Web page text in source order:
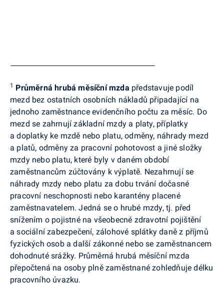
1 Průměrná hrubá měsíční mzda představuje podíl
mezd bez ostatních osobních nákladů připadající na
jednoho zaměstnance evidenčního počtu za měsíc. Do
mezd se zahrnují základní mzdy a platy, příplatky
a doplatky ke mzdě nebo platu, odměny, náhrady mezd
a platů, odměny za pracovní pohotovost a jiné složky
mzdy nebo platu, které byly v daném období
zaměstnancům zúčtovány k výplatě. Nezahrnují se
náhrady mzdy nebo platu za dobu trvání dočasné
pracovní neschopnosti nebo karantény placené
zaměstnavatelem. Jedná se o hrubé mzdy, tj. před
snížením o pojistné na všeobecné zdravotní pojištění
a sociální zabezpečení, zálohové splátky daně z příjmů
fyzických osob a další zákonné nebo se zaměstnancem
dohodnuté srážky. Průměrná hrubá měsíční mzda
přepočtená na osoby plně zaměstnané zohledňuje délku
pracovního úvazku.